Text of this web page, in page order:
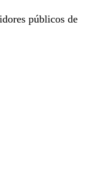
públicos de